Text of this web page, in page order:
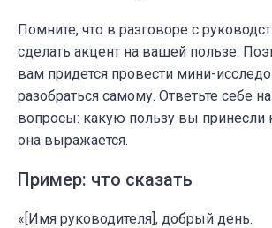
Помните, что в разговоре с
сделать акцент на вашей пользе.
вам придется провести мини-
разобраться самому. Ответьте себе
вопросы: какую пользу вы принесли
она выражается.
Пример: что сказать
«[Имя руководителя], добрый день.